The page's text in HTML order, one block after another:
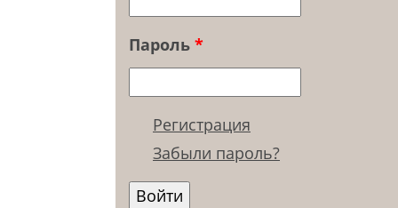
Пароль *
Регистрация
Забыли пароль?